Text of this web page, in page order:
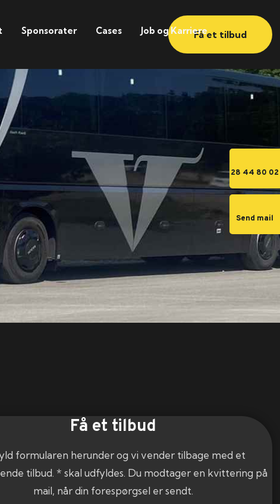
28 44 80 02
Send mail
Sponsorater Cases Job og KarriereFå et tilbud
Få et tilbud
formularen herunder og vi vender tilbage med et
tilbud. * skal udfyldes. Du modtager en kvittering på
mail, når din forespørgsel er sendt.